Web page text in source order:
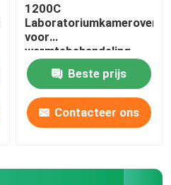
1200C
Laboratoriumkameroven
voor
warmtebehandeling
W600xD400xH400mm
Beste prijs
Contacteer ons